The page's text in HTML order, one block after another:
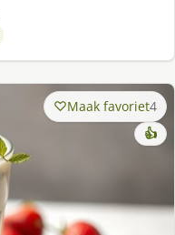
Maak favoriet4
👍